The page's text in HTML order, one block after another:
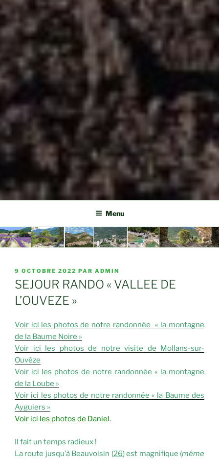
Menu
PUBLIÉ
LE
9 OCTOBRE 2022 PAR ADMIN
SEJOUR RANDO « VALLEE DE
L’OUVEZE »
Voir ici les photos de notre randonnée « la montagne
de la Baume Noire »
Voir ici les photos de notre visite de Mollans-sur-
Ouvèze
Voir ici les photos de notre randonnée « la montagne
de la Loube »
Voir ici les photos de notre randonnée « la Baume des
Ayguiers »
Voir ici les photos de Daniel.
Il fait un temps radieux !
La route jusqu’à Beauvoisin (26) est magnifique (même